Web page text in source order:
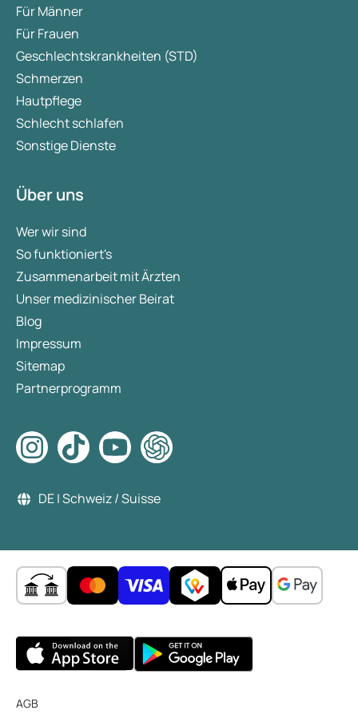
Für Männer
Für Frauen
Geschlechtskrankheiten (STD)
Schmerzen
Hautpflege
Schlecht schlafen
Sonstige Dienste
Über uns
Wer wir sind
So funktioniert's
Zusammenarbeit mit Ärzten
Unser medizinischer Beirat
Blog
Impressum
Sitemap
Partnerprogramm
DE | Schweiz / Suisse
AGB